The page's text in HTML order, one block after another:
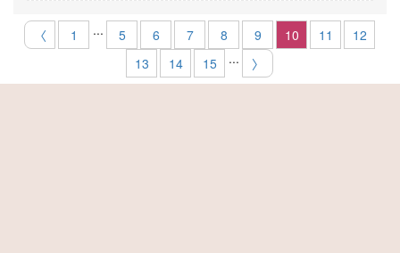
〈 1 ... 5 6 7 8 9 10 11
12
13
14 15 ... 〉